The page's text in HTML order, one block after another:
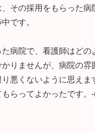
、その採用をもらった病
です。
病院で、看護師はどの
りませんが、病院の雰
悪くないように思えま
もらってよかったです。